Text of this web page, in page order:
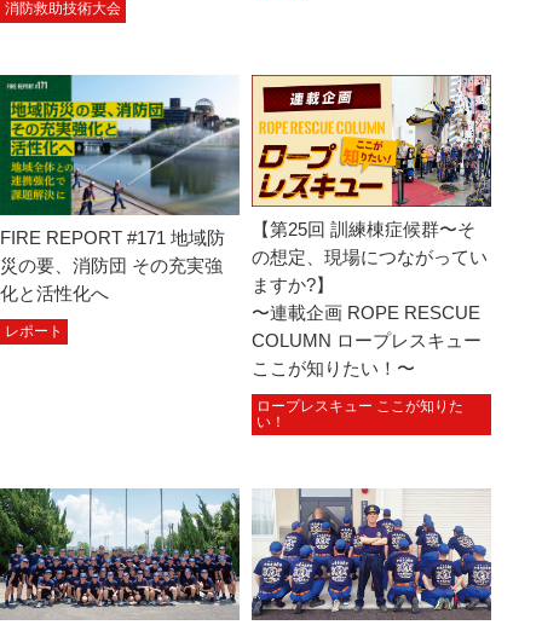
消防救助技術大会
FIRE REPORT #171 地域防
災の要、消防団 その充実強
化と活性化へ
レポート
【第25回 訓練棟症候群〜そ
の想定、現場につながってい
ますか?】
〜連載企画 ROPE RESCUE
COLUMN ロープレスキュー
ここが知りたい！〜
ロープレスキュー ここが知りた
い！